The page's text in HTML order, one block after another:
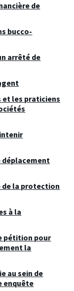
de
bucco-
arrêté de
et les praticiens
déplacement
de la protection
à la
pétition pour
la
au sein de
enquête